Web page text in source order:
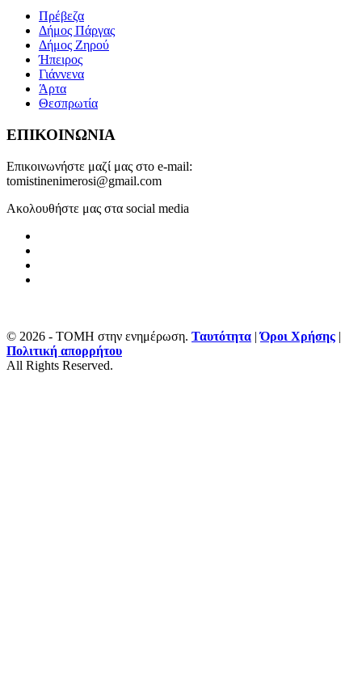
Πρέβεζα
Δήμος Πάργας
Δήμος Ζηρού
Ήπειρος
Γιάννενα
Άρτα
Θεσπρωτία
ΕΠΙΚΟΙΝΩΝΙΑ
Επικοινωνήστε μαζί μας στο e-mail:
tomistinenimerosi@gmail.com
Ακολουθήστε μας στα social media
© 2026 - ΤΟΜΗ στην ενημέρωση. Ταυτότητα |Όροι Χρήσης |
Πολιτική απορρήτου
All Rights Reserved.